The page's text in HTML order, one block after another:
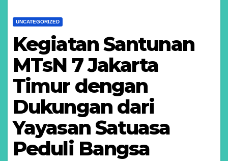
UNCATEGORIZED
Kegiatan Santunan
MTsN 7 Jakarta
Timur dengan
Dukungan dari
Yayasan Satuasa
Peduli Bangsa